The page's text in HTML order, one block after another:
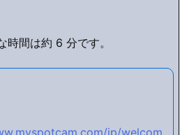
時間は約 6 分です。
jp/welcom